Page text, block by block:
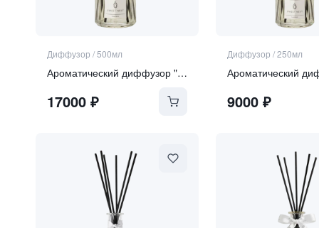
Диффузор /500мл
Ароматический диффузор "Pure Rose"
17000₽
Диффузор /250мл
9000 ₽